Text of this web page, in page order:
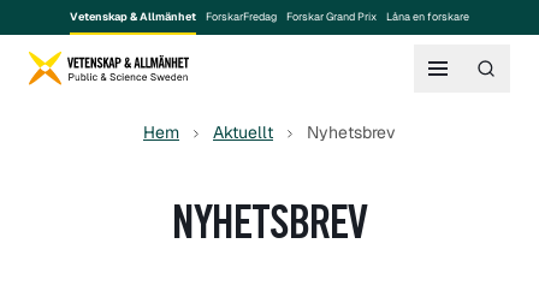
Vetenskap & Allmänhet ForskarFredag Forskar Grand Prix Låna en forskare
Hem Aktuellt Nyhetsbrev
NYHETSBREV